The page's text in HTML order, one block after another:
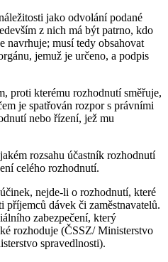
jako odvolání podané
z nich má být patrno, kdo
navrhuje; musí tedy obsahovat
jemuž je určeno, a podpis
proti kterému rozhodnutí směřuje,
je spatřován rozpor s právními
nebo řízení, jež mu
rozsahu účastník rozhodnutí
celého rozhodnutí.
nejde-li o rozhodnutí, které
příjemců dávek či zaměstnavatelů.
zabezpečení, který
rozhoduje (ČSSZ/ Ministerstvo
spravedlnosti).